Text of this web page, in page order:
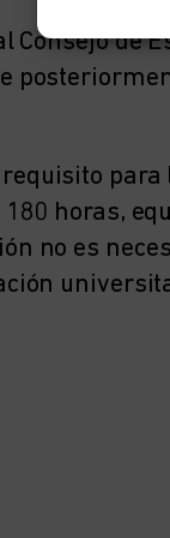
Consejo de
horas,
no es